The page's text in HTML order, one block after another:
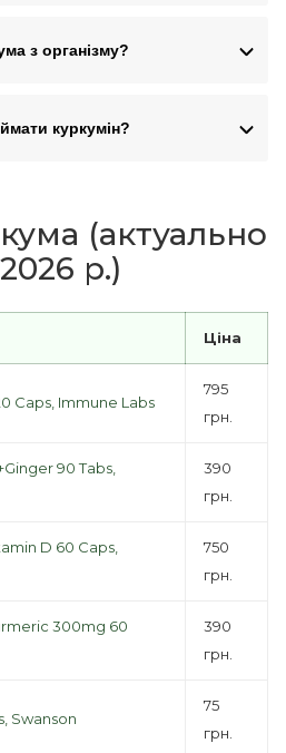
з організму?
куркумін?
(актуально
р.)
Ціна
Caps, Immune Labs
795
грн.
90 Tabs,
390
грн.
D 60 Caps,
750
грн.
300mg 60
390
грн.
Swanson
75
грн.